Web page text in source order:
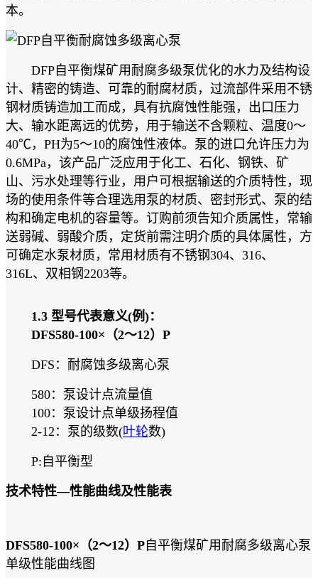
本。
DFP自平衡煤矿用耐腐多级泵优化的水力及结构设
计、精密的铸造、可靠的耐腐材质，过流部件采用不锈
钢材质铸造加工而成，具有抗腐蚀性能强，出口压力
大、输水距离远的优势，用于输送不含颗粒、温度0～
40℃，PH为5～10的腐蚀性液体。泵的进口允许压力为
0.6MPa，该产品广泛应用于化工、石化、钢铁、矿
山、污水处理等行业，用户可根据输送的介质特性，现
场的使用条件等合理选用泵的材质、密封形式、泵的结
构和确定电机的容量等。订购前须告知介质属性，常输
送弱碱、弱酸介质，定货前需注明介质的具体属性，方
可确定水泵材质，常用材质有不锈钢304、316、
316L、双相钢2203等。
1.3 型号代表意义(例)：
DFS580-100×（2～12）P
DFS：耐腐蚀多级离心泵
580：泵设计点流量值
100：泵设计点单级扬程值
2-12：泵的级数(叶轮数)
P:自平衡型
技术特性—性能曲线及性能表
DFS580-100×（2～12）P 自平衡煤矿用耐腐多级离心泵
单级性能曲线图